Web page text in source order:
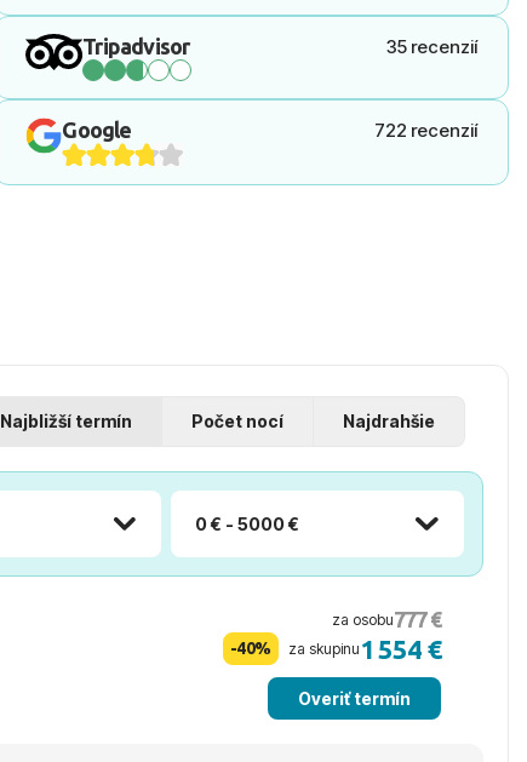
Tripadvisor 35 recenzií
Google 722 recenzií
Najbližší termín Počet nocí Najdrahšie
0 € - 5000 €
za osobu777 €
-40% za skupinu 1 554 €
Overiť termín